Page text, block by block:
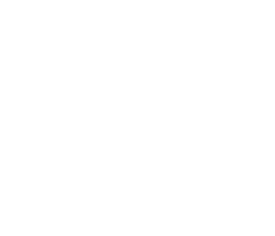
dans une liseuse et
dans les panneaux
sont en
2023